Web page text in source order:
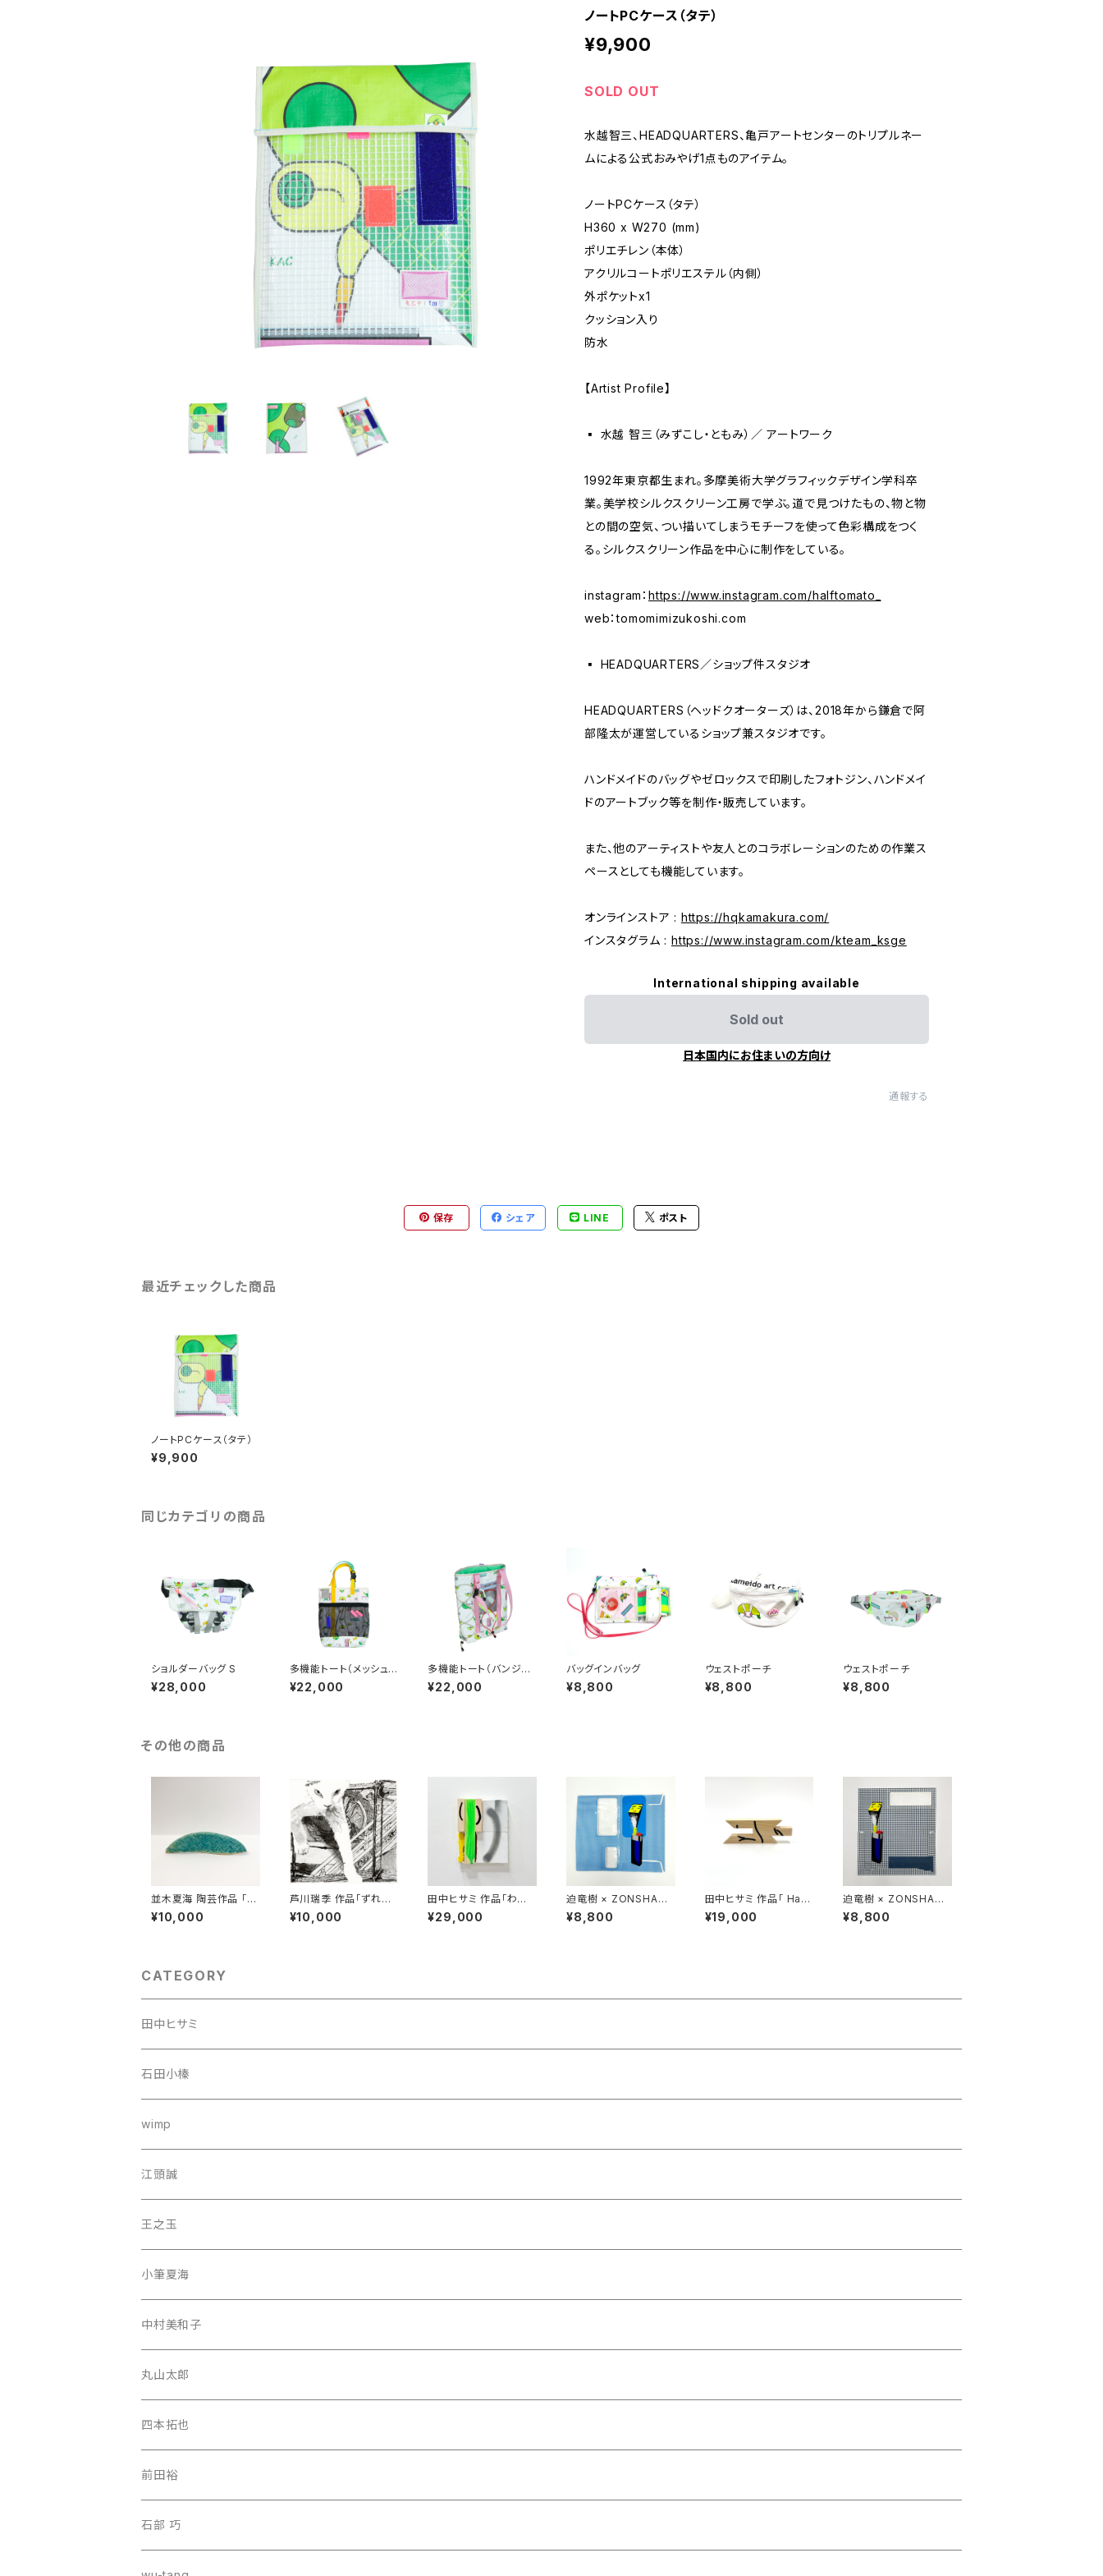
ノートPCケース（タテ）
¥9,900
SOLD OUT
水越智三、HEADQUARTERS、亀戸アートセンターのトリプルネー
ムによる公式おみやげ1点ものアイテム。
ノートPCケース（タテ）
H360 x W270 (mm)
ポリエチレン（本体）
アクリルコートポリエステル（内側）
外ポケットx1
クッション入り
防水
【Artist Profile】
▪️ 水越 智三（みずこし・ともみ）／ アートワーク
1992年東京都生まれ。多摩美術大学グラフィックデザイン学科卒
業。美学校シルクスクリーン工房で学ぶ。道で見つけたもの、物と物
との間の空気、つい描いてしまうモチーフを使って色彩構成をつく
る。シルクスクリーン作品を中心に制作をしている。
instagram： https://www.instagram.com/halftomato_
web：tomomimizukoshi.com
▪️ HEADQUARTERS／ショップ件スタジオ
HEADQUARTERS（ヘッドクオーターズ）は、2018年から鎌倉で阿
部隆太が運営しているショップ兼スタジオです。
ハンドメイドのバッグやゼロックスで印刷したフォトジン、ハンドメイ
ドのアートブック等を制作・販売しています。
また、他のアーティストや友人とのコラボレーションのための作業ス
ペースとしても機能しています。
オンラインストア : https://hqkamakura.com/
インスタグラム :https://www.instagram.com/kteam_ksge
International shipping available
Sold out
日本国内にお住まいの方向け
通報する
保存 シェア LINE ポスト
最近チェックした商品
ノートPCケース（タテ）
¥9,900
同じカテゴリの商品
ショルダーバッグ S
¥28,000
多機能トート（メッシュ
ポケット）
¥22,000
多機能トート（バンジー
コード）
¥22,000
バッグインバッグ
¥8,800
ウェストポーチ
¥8,800
ウェストポーチ
¥8,800
その他の商品
並木夏海 陶芸作品 「植
栽」
¥10,000
芦川瑞季 作品「ずれて
る猫」
¥10,000
田中ヒサミ 作品「わかり
やすく言うときっとそう
いう事 」
¥29,000
迫竜樹 × ZONSHANG
コラボスクリーンプリン
ト作品
¥8,800
田中ヒサミ 作品「 Hap
piness 1」
¥19,000
迫竜樹 × ZONSHANG
コラボスクリーンプリン
ト作品
¥8,800
CATEGORY
田中ヒサミ
石田小榛
wimp
江頭誠
王之玉
小筆夏海
中村美和子
丸山太郎
四本拓也
前田裕
石部 巧